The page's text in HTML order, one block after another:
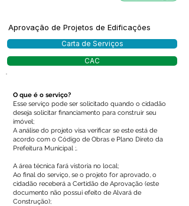
Aprovação de Projetos de Edificações
Carta de Serviços
CAC
O que é o serviço?
Esse serviço pode ser solicitado quando o cidadão
deseja solicitar financiamento para construir seu
imóvel;
A análise do projeto visa verificar se este está de
acordo com o Código de Obras e Plano Direto da
Prefeitura Municipal ;.
A área técnica fará vistoria no local;
Ao final do serviço, se o projeto for aprovado, o
cidadão receberá a Certidão de Aprovação (este
documento não possui efeito de Alvará de
Construção);